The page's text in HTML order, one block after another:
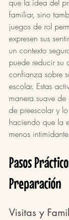
que la idea del
familiar, sino
juegos de rol
expresen sus
un contexto
puede reducir su
confianza sobre
escolar. Estas
manera suave
de preescolar y
haciendo que la
menos
Pasos
Preparación
Visitas y